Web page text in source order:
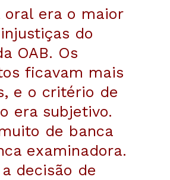
oral era o maior
do
OAB. Os
ficavam mais
e o critério de
era subjetivo.
de banca
examinadora.
decisão de